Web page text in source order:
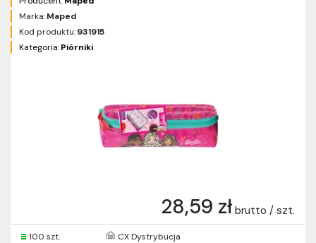
Marka:Maped
Kod produktu:931915
Kategoria:Piórniki
28,59 zł brutto / szt.
100 szt. CX Dystrybucja